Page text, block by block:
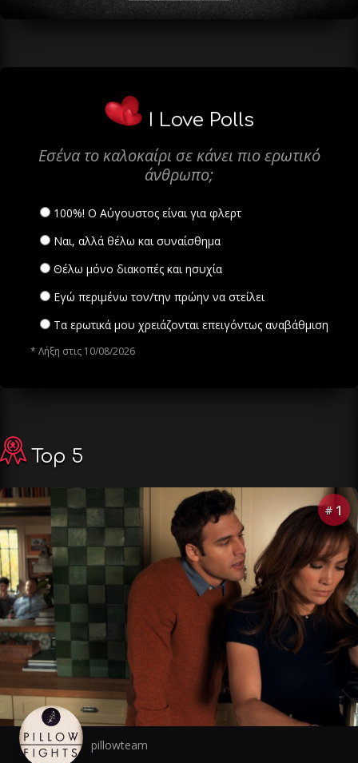
I Love Polls
Εσένα το καλοκαίρι σε κάνει πιο ερωτικό
άνθρωπο;
100%! Ο Αύγουστος είναι για φλερτ
Ναι, αλλά θέλω και συναίσθημα
Θέλω μόνο διακοπές και ησυχία
Εγώ περιμένω τον/την πρώην να στείλει
Τα ερωτικά μου χρειάζονται επειγόντως αναβάθμιση
* Λήξη στις 10/08/2026
Top 5
# 1
pillowteam